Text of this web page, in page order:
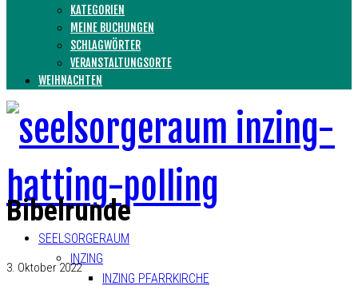
KATEGORIEN
MEINE BUCHUNGEN
SCHLAGWÖRTER
VERANSTALTUNGSORTE
WEIHNACHTEN
SEELSORGERAUM
INZING
INZING PFARRKIRCHE
Bibelrunde
3. Oktober 2022